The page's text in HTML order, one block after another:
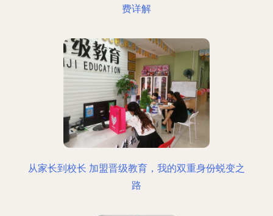
费详解
从家长到校长 加盟晋级教育，我的双重身份蜕变之
路